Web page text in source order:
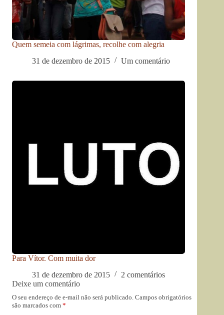
Quem semeia com lágrimas, recolhe com alegria
31 de dezembro de 2015
Um comentário
Para Vítor. Com muita dor
31 de dezembro de 2015
2 comentários
Deixe um comentário
O seu endereço de e-mail não será publicado. Campos obrigatórios
são marcados com *